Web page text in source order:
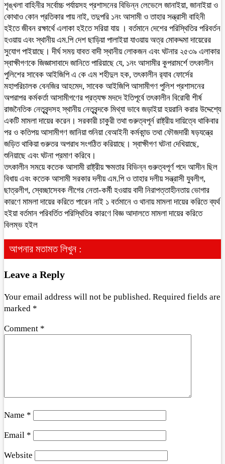
শৃঙ্খলা বাহিনীর সর্বোচ্চ পর্যায়সহ প্রশাসনের বিভিন্ন লেভেলে জানাইয়া, জানাইয়া ও
কোথাও কোন প্রতিকার পায় নাই, তদুপরি ১নং আসামী ও তাহার সন্ত্রাসী বাহিনী
হইতে জীবন রক্ষার্থে এলাকা হইতে সরিয়া যায় । বর্তমানে দেশের পরিস্থিতির পরিবর্তন
হওয়ায় এবং স্থানীয় এম.পি দেশ ছাড়িয়া পালাইয়া যাওয়ায় অত্র মোকদ্দমা দায়েরের
সুযোগ পাইয়াছে। দীর্ঘ সময় যাবত বাদী স্থানীয় লোকজন এবং ঘটনার ২৫৩৯ এলাকার
স্বাক্ষীগণকে জিজ্ঞাসাবাদে জানিতে পারিয়াছে যে, ১নং আসামীর কুপরামর্শে তৎকালীন
পুলিশের সাবেক আইজিপি এ কে এম শহীদুল হক, তৎকালীন র‌্যাব ফোর্সের
মহাপরিচালক বেনজির আহমেদ, সাবেক আইজিপি আসামীগণ পুলিশ প্রশাসনের
অপরাপর কর্মকর্তা আসামীগণের প্রত্যক্ষ মদদে ইতিপূর্বে তৎকালীন বিরোধী শীর্ষ
রাজনৈতিক নেতৃবৃন্দসহ স্থানীয় নেতৃবৃন্দকে মিথ্যা ভাবে জড়াইয়া হয়রানি করার উদ্দেশ্যে
একটি মামলা দায়ের করেন। সরকারী চাকুরী তথা গুরুত্বপূর্ন রাষ্ট্রীয় দায়িত্বে থাকিবার
পর ও কতিপয় আসামীগণ জানিয়া শুনিয়া বেআইনী কর্মকান্ড তথা ফৌজদারী ষড়যন্ত্রে
জড়িত থাকিয়া গুরুতর অপরাধ সংগঠিত করিয়াছে। স্বাক্ষীগণ ঘটনা দেখিয়াছে,
শুনিয়াছে এবং ঘটনা প্রমাণ করিবে।
তৎকালীন সময়ে কতেক আসামী রাষ্ট্রীয় ক্ষমতার বিভিন্ন গুরুত্বপূর্ণ পদে আসীন ছিল
বিধায় এবং কতেক আসামী সরকার দলীয় এম.পি ও তাহার দলীয় সন্ত্রাসী যুবলীগ,
ছাত্রলীগ, স্বেচ্ছাসেবক লীগের নেতা-কর্মী হওয়ায় বাদী নিরাপত্তাহীনতায় ভোগার
কারণে মামলা দায়ের করিতে পারেন নাই ১ বর্তমানে ও থানায় মামলা দায়ের করিতে ব্যর্থ
হইয়া বর্তমান পরিবর্তিত পরিস্থিতির কারণে বিজ্ঞ আদালতে মামলা দায়ের করিতে
বিলম্ভ হইল
আপনার মতামত লিখুন :
Leave a Reply
Your email address will not be published. Required fields are
marked *
Comment *
Name *
Email *
Website